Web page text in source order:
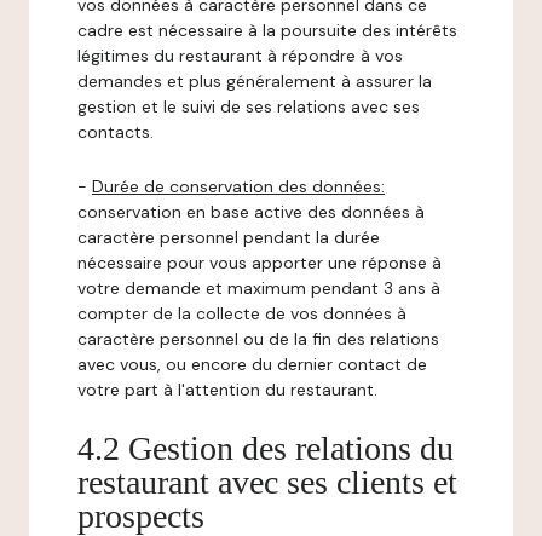
vos données à caractère personnel dans ce
cadre est nécessaire à la poursuite des intérêts
légitimes du restaurant à répondre à vos
demandes et plus généralement à assurer la
gestion et le suivi de ses relations avec ses
contacts.
- Durée de conservation des données:
conservation en base active des données à
caractère personnel pendant la durée
nécessaire pour vous apporter une réponse à
votre demande et maximum pendant 3 ans à
compter de la collecte de vos données à
caractère personnel ou de la fin des relations
avec vous, ou encore du dernier contact de
votre part à l'attention du restaurant.
4.2 Gestion des relations du
restaurant avec ses clients et
prospects